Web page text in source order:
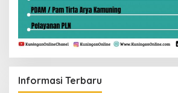
Informasi Terbaru